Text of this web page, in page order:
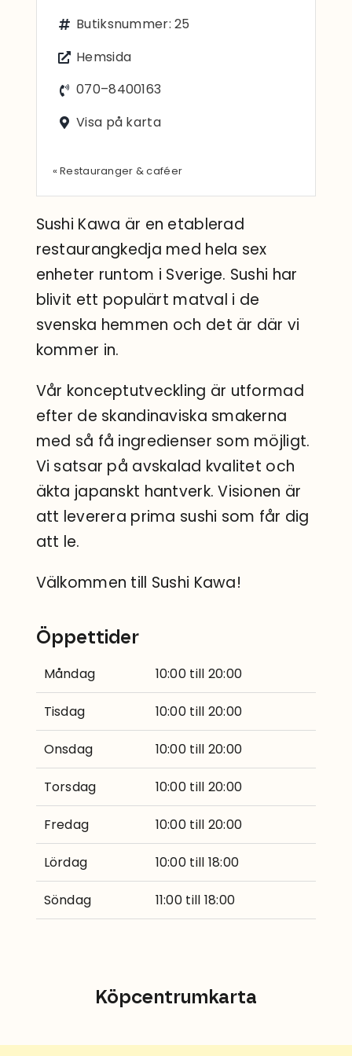
Butiksnummer: 25
Hemsida
070–8400163
Visa på karta
« Restauranger & caféer
Sushi Kawa är en etablerad
restaurangkedja med hela sex
enheter runtom i Sverige. Sushi har
blivit ett populärt matval i de
svenska hemmen och det är där vi
kommer in.
Vår konceptutveckling är utformad
efter de skandinaviska smakerna
med så få ingredienser som möjligt.
Vi satsar på avskalad kvalitet och
äkta japanskt hantverk. Visionen är
att leverera prima sushi som får dig
att le.
Välkommen till Sushi Kawa!
Öppettider
Måndag 10:00 till 20:00
Tisdag 10:00 till 20:00
Onsdag 10:00 till 20:00
Torsdag 10:00 till 20:00
Fredag 10:00 till 20:00
Lördag 10:00 till 18:00
Söndag 11:00 till 18:00
Köpcentrumkarta